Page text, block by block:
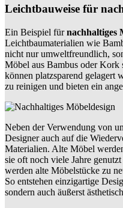
Leichtbauweise für
Ein Beispiel fürnachhaltiges
Leichtbaumaterialien wie
nicht nur umweltfreundlich,
Möbel aus Bambus oder Kork
können platzsparend gelagert
zu reinigen und bieten ein
Neben der Verwendung von
Designer auch auf die
Materialien. Alte Möbel
sie oft noch viele Jahre
werden alte Möbelstücke zu
So entstehen einzigartige
sondern auch äußerst